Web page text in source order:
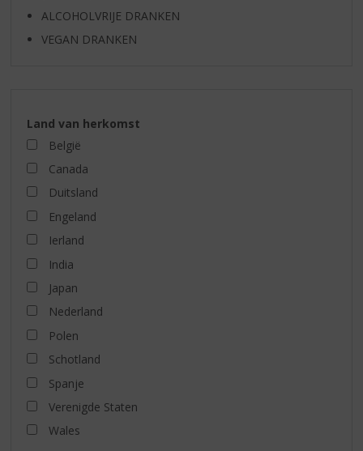
ALCOHOLVRIJE DRANKEN
VEGAN DRANKEN
Land van herkomst
België
Canada
Duitsland
Engeland
Ierland
India
Japan
Nederland
Polen
Schotland
Spanje
Verenigde Staten
Wales